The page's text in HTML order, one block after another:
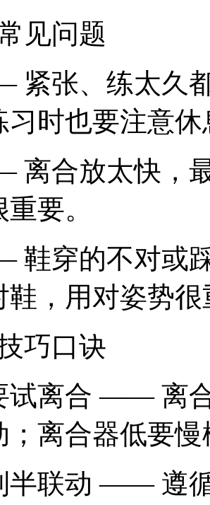
见问题
张、练太久
习时也要注意休
合放太快，
要。
穿的不对或
鞋，用对姿势很
巧口诀
试离合 —— 离
；离合器低要
半联动 —— 遵